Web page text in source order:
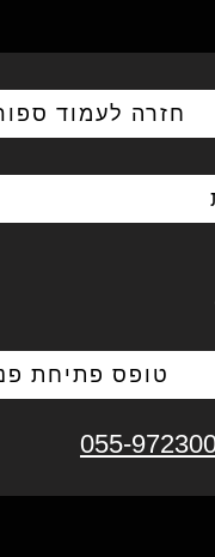
חזרה לעמוד
טופס פתיחת
055-